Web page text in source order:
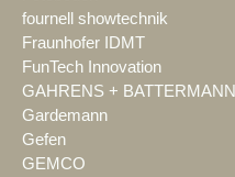
fournell showtechnik
Fraunhofer IDMT
FunTech Innovation
GAHRENS + BATTERMANN
Gardemann
Gefen
GEMCO